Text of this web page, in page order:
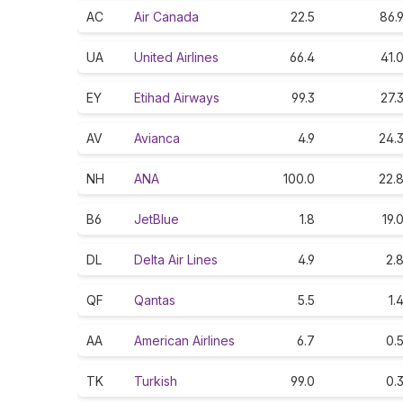
AC Air Canada 22.5 86.9
UA United Airlines 66.4 41.0
EY Etihad Airways 99.3 27.3
AV Avianca 4.9 24.3
NH ANA 100.0 22.8
B6 JetBlue 1.8 19.0
DL Delta Air Lines 4.9 2.8
QF Qantas 5.5 1.4
AA American Airlines 6.7 0.5
TK Turkish 99.0 0.3